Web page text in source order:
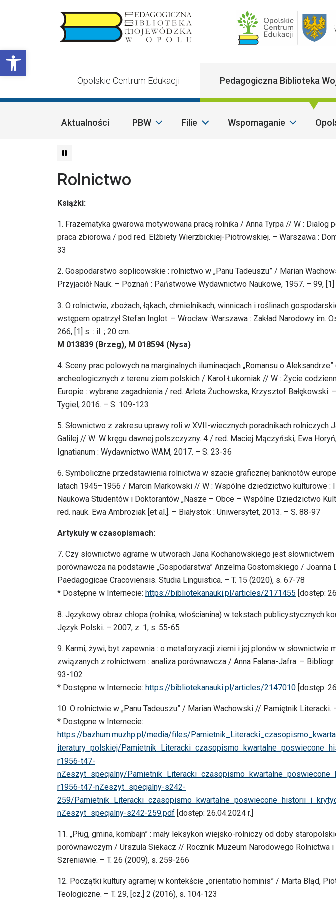
Otwórz pasek narzędzi
Opolskie Centrum Edukacji Pedagogiczna Biblioteka
Aktualności PBW Filie Wspomaganie
Rolnictwo
Książki:
1. Frazematyka gwarowa motywowana pracą rolnika / Anna Tyrpa // W : Dialog
praca zbiorowa / pod red. Elżbiety Wierzbickiej-Piotrowskiej. – Warszawa :
33
2. Gospodarstwo soplicowskie : rolnictwo w „Panu Tadeuszu” / Marian
Przyjaciół Nauk. – Poznań : Państwowe Wydawnictwo Naukowe, 1957. – 99, [1]
3. O rolnictwie, zbożach, łąkach, chmielnikach, winnicach i roślinach
wstępem opatrzył Stefan Inglot. – Wrocław :Warszawa : Zakład Narodowy im.
266, [1] s. : il. ; 20 cm.
M 013839 (Brzeg), M 018594 (Nysa)
4. Sceny prac polowych na marginalnych iluminacjach „Romansu o
archeologicznych z terenu ziem polskich / Karol Łukomiak // W : Życie
Europie : wybrane zagadnienia / red. Arleta Żuchowska, Krzysztof Bałękowski.
Tygiel, 2016. – S. 109-123
5. Słownictwo z zakresu uprawy roli w XVII-wiecznych poradnikach rolniczych
Galilej // W: W kręgu dawnej polszczyzny. 4 / red. Maciej Mączyński, Ewa
Ignatianum : Wydawnictwo WAM, 2017. – S. 23-36
6. Symboliczne przedstawienia rolnictwa w szacie graficznej banknotów
latach 1945–1956 / Marcin Markowski // W : Wspólne dziedzictwo kulturowe :
Naukowa Studentów i Doktorantów „Nasze – Obce – Wspólne Dziedzictwo
red. nauk. Ewa Ambroziak [et al.]. – Białystok : Uniwersytet, 2013. – S. 88-97
Artykuły w czasopismach:
7. Czy słownictwo agrarne w utworach Jana Kochanowskiego jest
porównawcza na podstawie „Gospodarstwa” Anzelma Gostomskiego /
Paedagogicae Cracoviensis. Studia Linguistica. – T. 15 (2020), s. 67-78
* Dostępne w Internecie: https://bibliotekanauki.pl/articles/2171455 [dostęp:
8. Językowy obraz chłopa (rolnika, włościanina) w tekstach publicystycznych
Język Polski. – 2007, z. 1, s. 55-65
9. Karmi, żywi, byt zapewnia : o metaforyzacji ziemi i jej plonów w słownictwie
związanych z rolnictwem : analiza porównawcza / Anna Falana-Jafra. –
93-102
* Dostępne w Internecie: https://bibliotekanauki.pl/articles/2147010 [dostęp:
10. O rolnictwie w „Panu Tadeuszu” / Marian Wachowski // Pamiętnik Literacki.
* Dostępne w Internecie:
https://bazhum.muzhp.pl/media/files/
iteratury_polskiej/
r1956-t47-
nZeszyt_specjalny/
r1956-t47-nZeszyt_specjalny-s242-
259/
nZeszyt_specjalny-s242-259.pdf [dostęp: 26.04.2024 r.]
11. „Pług, gmina, kombajn” : mały leksykon wiejsko-rolniczy od doby
porównawczym / Urszula Siekacz // Rocznik Muzeum Narodowego Rolnictwa
Szreniawie. – T. 26 (2009), s. 259-266
12. Początki kultury agrarnej w kontekście „orientatio hominis” / Marta Błąd,
Teologiczne. – T. 29, [cz.] 2 (2016), s. 104-123